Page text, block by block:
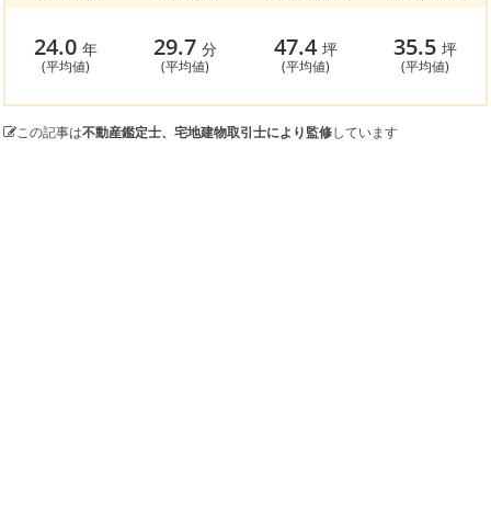
24.0 年
(平均値)
29.7分
(平均値)
47.4 坪
(平均値)
35.5坪
(平均値)
この記事は不動産鑑定士、宅地建物取引士により監修しています